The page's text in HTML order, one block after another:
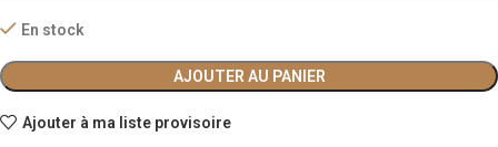
En stock
AJOUTER AU PANIER
Ajouter à ma liste provisoire